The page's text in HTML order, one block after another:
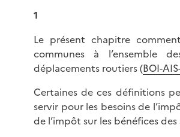
1
Le présent chapitre
communes à l’ensemble
déplacements routiers (BOI-
Certaines de ces définitions
servir pour les besoins de
de l’impôt sur les bénéfices des